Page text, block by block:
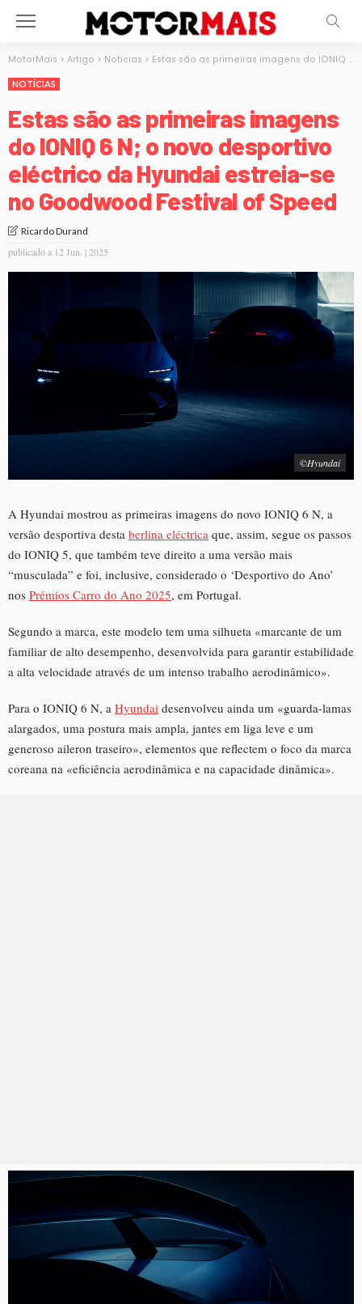
MotorMais > Artigo > Notícias > Estas são as primeiras imagens do IONIQ 6 N; o novo desportivo eléctrico da Hyundai estreia-se no Goodwood Festival of Speed
NOTÍCIAS
Estas são as primeiras imagens
do IONIQ 6 N; o novo desportivo
eléctrico da Hyundai estreia-se
no Goodwood Festival of Speed
Ricardo Durand
publicado a 12 Jun. | 2025
©Hyundai
A Hyundai mostrou as primeiras imagens do novo IONIQ 6 N, a
versão desportiva desta berlina eléctrica que, assim, segue os passos
do IONIQ 5, que também teve direito a uma versão mais
“musculada” e foi, inclusive, considerado o ‘Desportivo do Ano’
nos Prémios Carro do Ano 2025, em Portugal.
Segundo a marca, este modelo tem uma silhueta «marcante de um
familiar de alto desempenho, desenvolvida para garantir estabilidade
a alta velocidade através de um intenso trabalho aerodinâmico».
Para o IONIQ 6 N, a Hyundai desenvolveu ainda um «guarda-lamas
alargados, uma postura mais ampla, jantes em liga leve e um
generoso aileron traseiro», elementos que reflectem o foco da marca
coreana na «eficiência aerodinâmica e na capacidade dinâmica».